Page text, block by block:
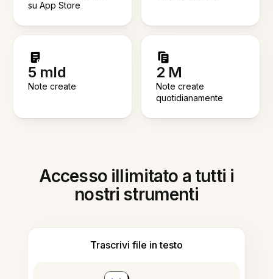
su App Store
5 mld
Note create
2 M
Note create
quotidianamente
Accesso illimitato a tutti i
nostri strumenti
Trascrivi file in testo